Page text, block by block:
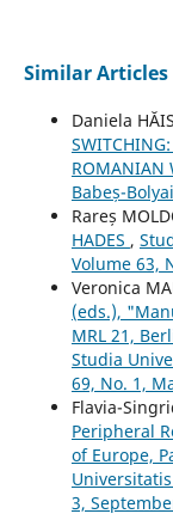
Similar Articles
Daniela
ROMANIAN
Babeș-
Rareș
HADES ,
Volume 63,
Veronica
(eds.),
MRL 21,
Studia
69, No. 1,
Flavia-
Peripheral
of Europe,
3,